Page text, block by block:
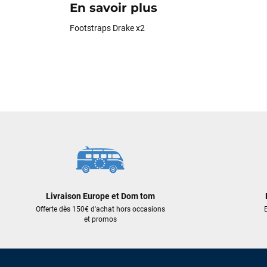
En savoir plus
Footstraps Drake x2
Livraison Europe et Dom tom
Offerte dès 150€ d'achat hors occasions
et promos